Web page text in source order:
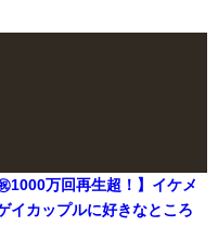
㊗️1000万回再生超！】イケメ
イカップルに好きなところ